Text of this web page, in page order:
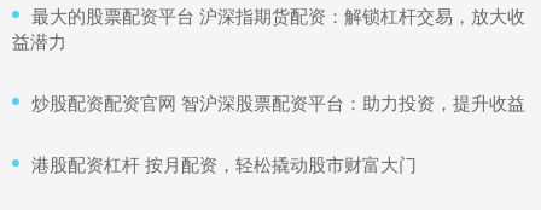
​最大的股票配资平台 沪深指期货配资：解锁杠杆交易，放大收
益潜力
​炒股配资配资官网 智沪深股票配资平台：助力投资，提升收益
​港股配资杠杆 按月配资，轻松撬动股市财富大门